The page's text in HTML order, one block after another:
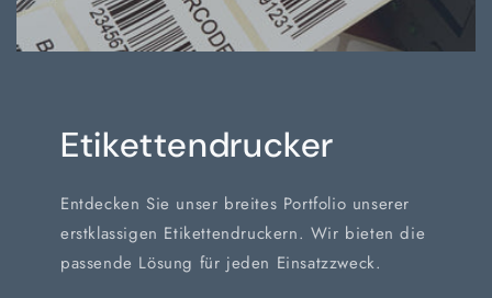
Etikettendrucker
Entdecken Sie unser breites Portfolio unserer
erstklassigen Etikettendruckern. Wir bieten die
passende Lösung für jeden Einsatzzweck.